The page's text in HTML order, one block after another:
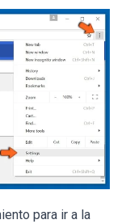
para ir a la